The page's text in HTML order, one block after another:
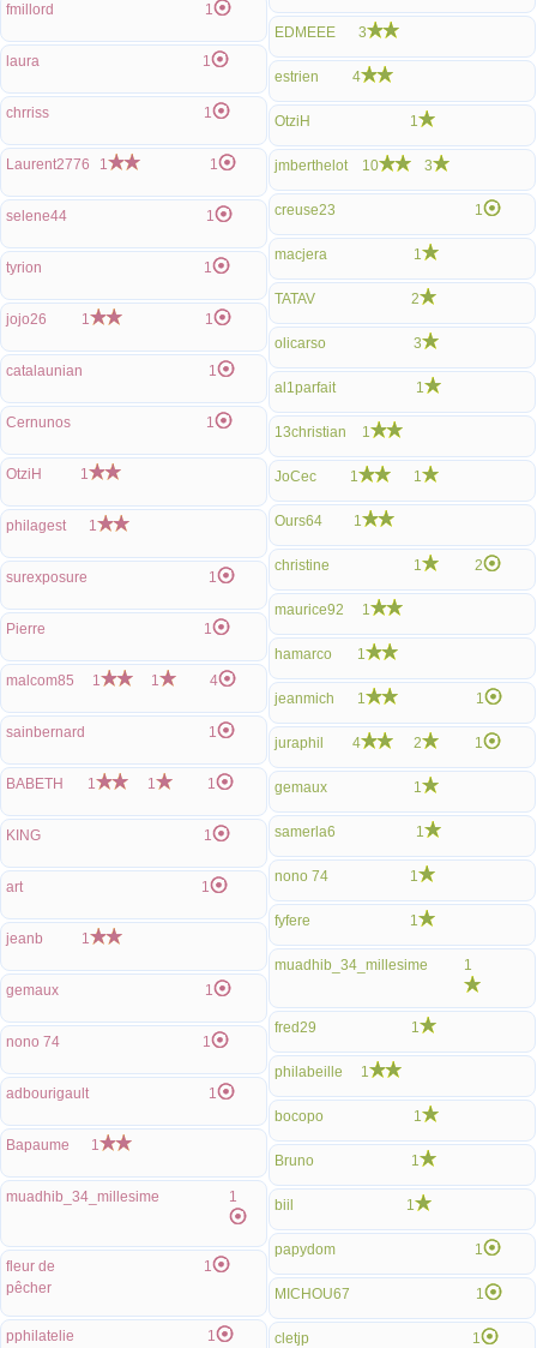
fmillord 1
laura 1
chrriss 1
Laurent2776 1 1
selene44 1
tyrion 1
jojo26 1 1
catalaunian 1
Cernunos 1
OtziH 1
philagest 1
surexposure 1
Pierre 1
malcom85 1 1 4
sainbernard 1
BABETH 1 1 1
KING 1
art 1
jeanb 1
gemaux 1
nono 74 1
adbourigault 1
Bapaume 1
muadhib_34_millesime 1
fleur de
pêcher
1
pphilatelie 1
EDMEEE 3
estrien 4
OtziH 1
jmberthelot 10 3
creuse23 1
macjera 1
TATAV 2
olicarso 3
al1parfait 1
13christian 1
JoCec 1 1
Ours64 1
christine 1 2
maurice92 1
hamarco 1
jeanmich 1 1
juraphil 4 2 1
gemaux 1
samerla6 1
nono 74 1
fyfere 1
muadhib_34_millesime 1
fred29 1
philabeille 1
bocopo 1
Bruno 1
biil 1
papydom 1
MICHOU67 1
cletjp 1